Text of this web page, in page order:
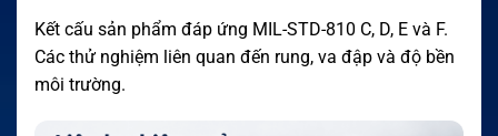
Kết cấu sản phẩm đáp ứng MIL-STD-810 C, D, E và F.
Các thử nghiệm liên quan đến rung, va đập và độ bền
môi trường.